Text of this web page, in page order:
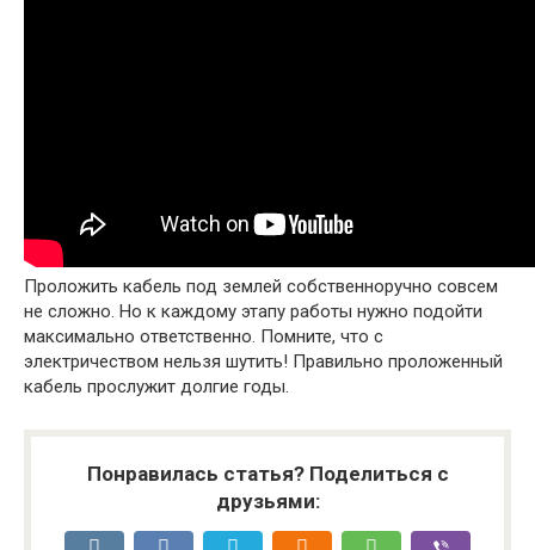
Проложить кабель под землей собственноручно совсем
не сложно. Но к каждому этапу работы нужно подойти
максимально ответственно. Помните, что с
электричеством нельзя шутить! Правильно проложенный
кабель прослужит долгие годы.
Понравилась статья? Поделиться с
друзьями: